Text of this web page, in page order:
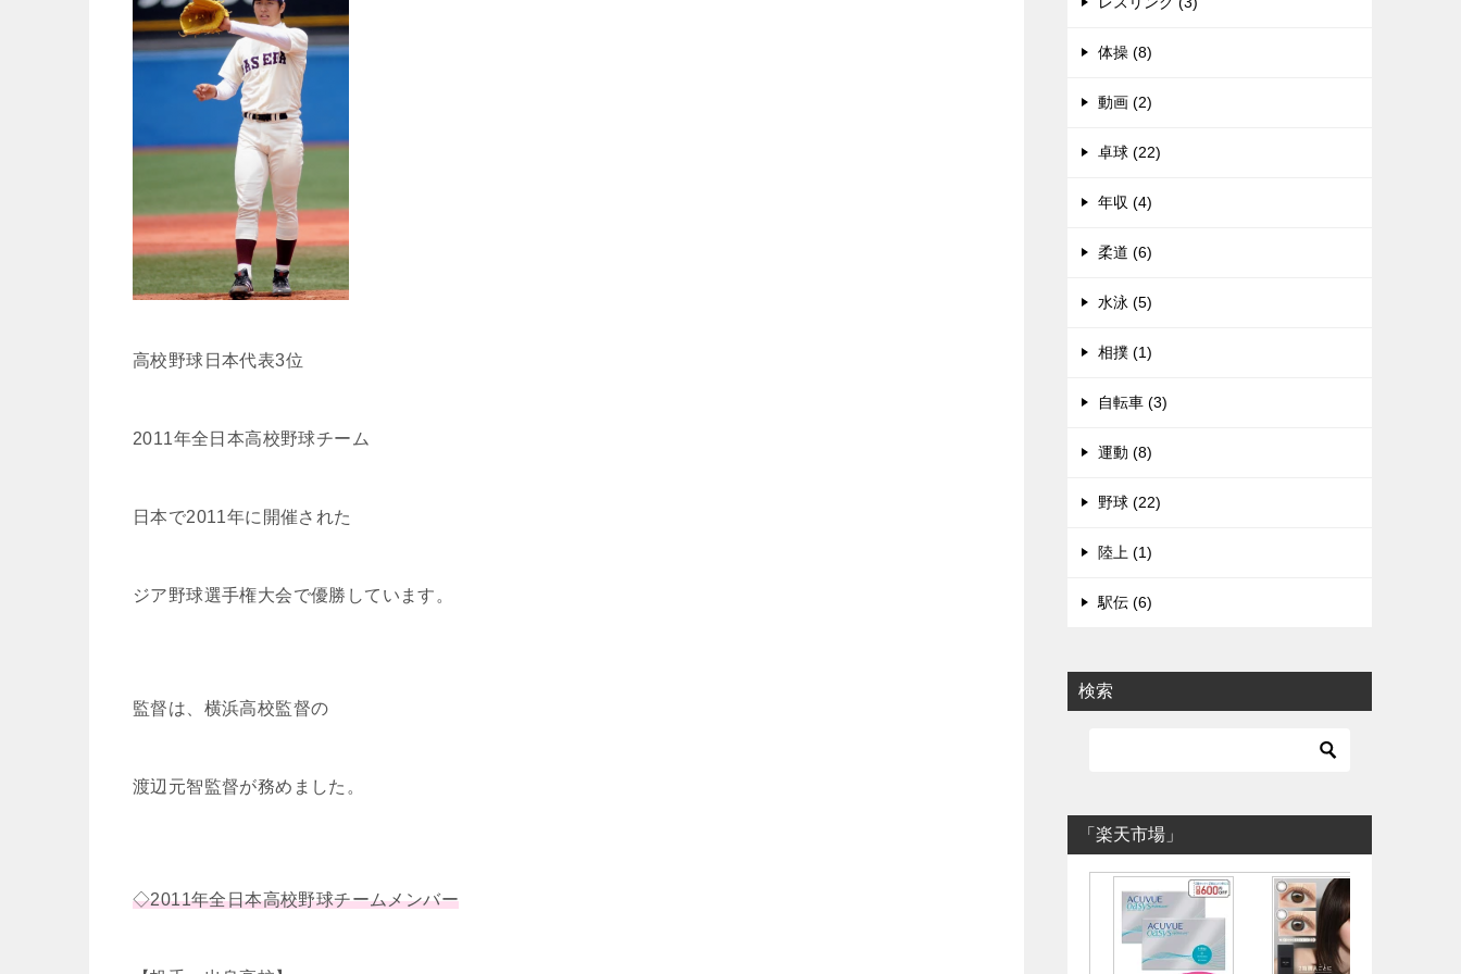
高校野球日本代表3位
2011年全日本高校野球チーム
日本で2011年に開催された
ジア野球選手権大会で優勝しています。
監督は、横浜高校監督の
渡辺元智監督が務めました。
◇2011年全日本高校野球チームメンバー
体操 (8)
動画 (2)
卓球 (22)
年収 (4)
柔道 (6)
水泳 (5)
相撲 (1)
自転車 (3)
運動 (8)
野球 (22)
陸上 (1)
駅伝 (6)
検索
「楽天市場」